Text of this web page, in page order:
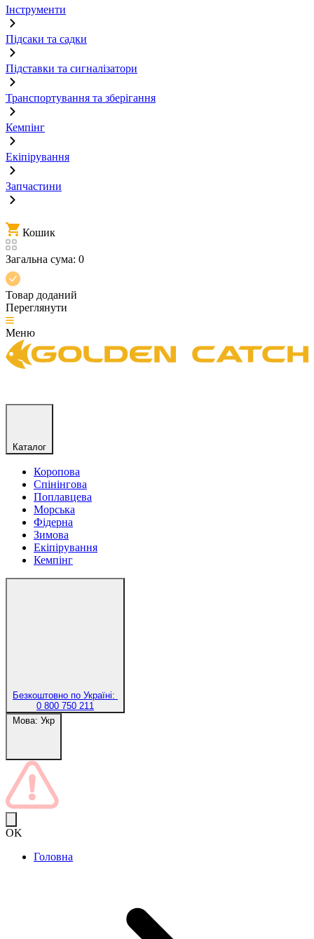
Інструменти
Підсаки та садки
Підставки та сигналізатори
Транспортування та зберігання
Кемпінг
Екіпірування
Запчастини
Кошик
Загальна сума: 0
Товар доданий
Переглянути
Меню
Каталог
Коропова
Спінінгова
Поплавцева
Морська
Фідерна
Зимова
Екіпірування
Кемпінг
Безкоштовно по Україні:
0 800 750 211
Мова: Укр
OK
Головна